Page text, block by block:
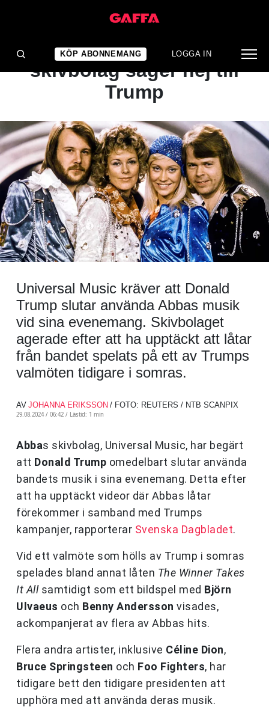
KÖP ABONNEMANG LOGGA IN
NYHET
Abbas musik stoppas –
skivbolag säger nej till
Trump
Universal Music kräver att Donald
Trump slutar använda Abbas musik
vid sina evenemang. Skivbolaget
agerade efter att ha upptäckt att låtar
från bandet spelats på ett av Trumps
valmöten tidigare i somras.
AV JOHANNA ERIKSSON / FOTO: REUTERS / NTB SCANPIX
29.08.2024 / 06:42 / Lästid: 1 min
Abbas skivbolag, Universal Music, har begärt
att Donald Trump omedelbart slutar använda
bandets musik i sina evenemang. Detta efter
att ha upptäckt videor där Abbas låtar
förekommer i samband med Trumps
kampanjer, rapporterar Svenska Dagbladet.
Vid ett valmöte som hölls av Trump i somras
spelades bland annat låten The Winner Takes
It Allsamtidigt som ett bildspel med Björn
Ulvaeus och Benny Andersson visades,
ackompanjerat av flera av Abbas hits.
Flera andra artister, inklusive Céline Dion,
Bruce Springsteen och Foo Fighters, har
tidigare bett den tidigare presidenten att
upphöra med att använda deras musik.